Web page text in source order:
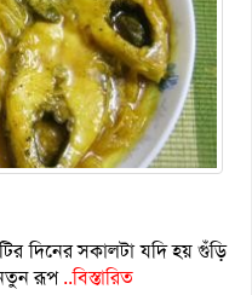
দিনের সকালটা যদি হয় গুঁড়ি
রূপ..বিস্তারিত